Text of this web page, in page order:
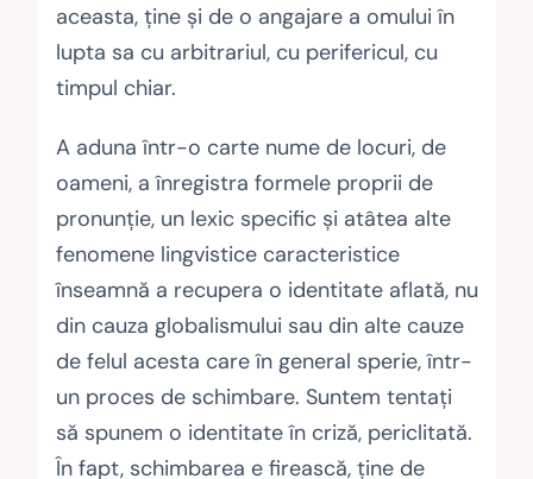
aceasta, ţine şi de o angajare a omului în
lupta sa cu arbitrariul, cu perifericul, cu
timpul chiar.
A aduna într-o carte nume de locuri, de
oameni, a înregistra formele proprii de
pronunţie, un lexic specific şi atâtea alte
fenomene lingvistice caracteristice
înseamnă a recupera o identitate aflată, nu
din cauza globalismului sau din alte cauze
de felul acesta care în general sperie, într-
un proces de schim­ba­re. Suntem tentaţi
să spunem o identitate în criză, periclitată.
În fapt, schimbarea e firească, ţine de